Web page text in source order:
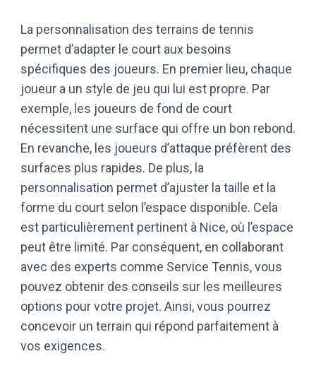
La personnalisation des terrains de tennis
permet d’adapter le court aux besoins
spécifiques des joueurs. En premier lieu, chaque
joueur a un style de jeu qui lui est propre. Par
exemple, les joueurs de fond de court
nécessitent une surface qui offre un bon rebond.
En revanche, les joueurs d’attaque préfèrent des
surfaces plus rapides. De plus, la
personnalisation permet d’ajuster la taille et la
forme du court selon l’espace disponible. Cela
est particulièrement pertinent à Nice, où l’espace
peut être limité. Par conséquent, en collaborant
avec des experts comme Service Tennis, vous
pouvez obtenir des conseils sur les meilleures
options pour votre projet. Ainsi, vous pourrez
concevoir un terrain qui répond parfaitement à
vos exigences.